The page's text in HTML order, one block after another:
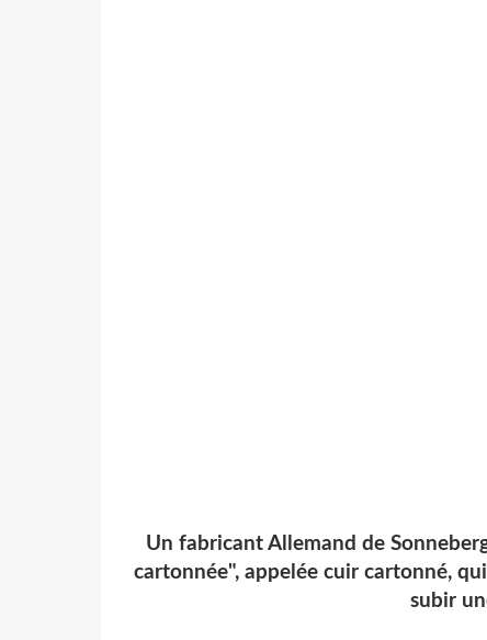
Un fabricant Allemand de
cartonnée", appelée cuir cartonné,
subir